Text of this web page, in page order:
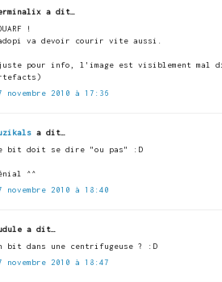
a dit…
!
va devoir courir vite aussi.
pour info, l'image est visiblement mal
novembre 2010 à 17:36
a dit…
bit doit se dire "ou pas" :D
^^
novembre 2010 à 18:40
a dit…
bit dans une centrifugeuse ? :D
novembre 2010 à 18:47